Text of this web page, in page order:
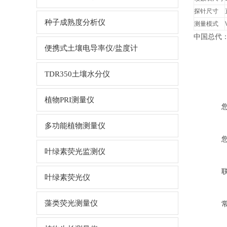
种子成熟度分析仪
便携式土壤电导率仪/盐度计
TDR350土壤水分仪
植物PRI测量仪
多功能植物测量仪
叶绿素荧光监测仪
叶绿素荧光仪
藻类荧光测量仪
探针尺寸
测量模式
中国总代